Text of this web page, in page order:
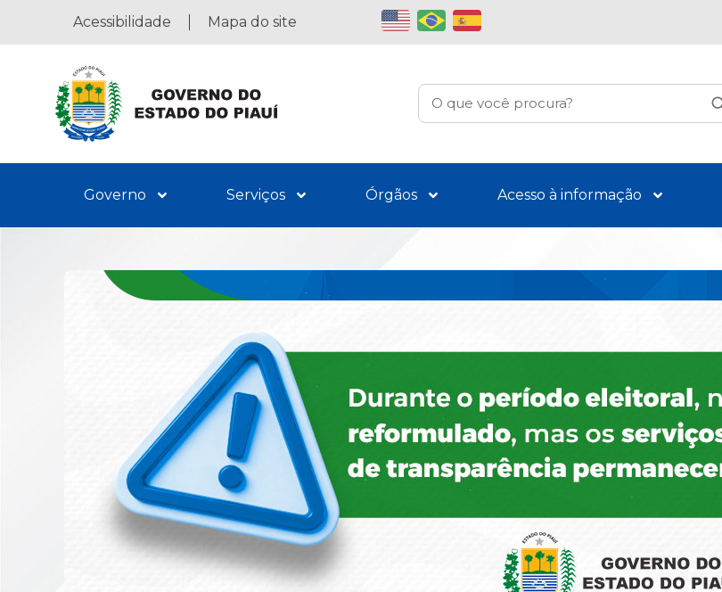
Acessibilidade Mapa do site
Governo Serviços Órgãos Acesso à informação